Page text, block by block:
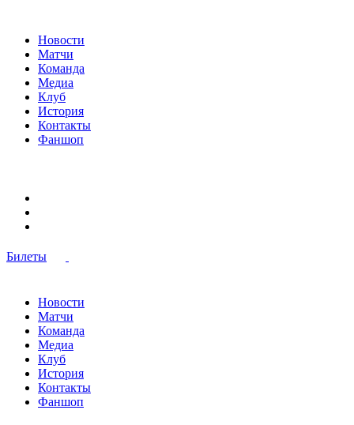
Новости
Матчи
Команда
Медиа
Клуб
История
Контакты
Фаншоп
Билеты
Новости
Матчи
Команда
Медиа
Клуб
История
Контакты
Фаншоп